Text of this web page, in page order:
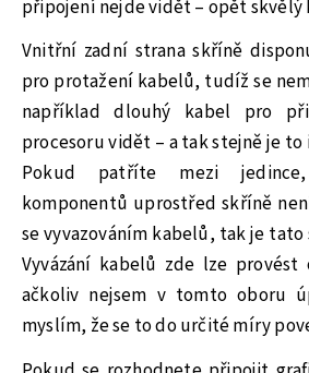
připojení nejde vidět – opět skvělý
Vnitřní zadní strana skříně
pro protažení kabelů, tudíž se
například dlouhý kabel pro
procesoru vidět – a tak stejně je
Pokud patříte mezi
komponentů uprostřed skříně
se vyvazováním kabelů, tak je
Vyvázání kabelů zde lze provést
ačkoliv nejsem v tomto oboru
myslím, že se to do určité míry